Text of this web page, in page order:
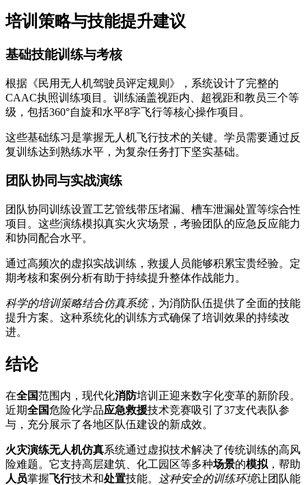
培训策略与技能提升建议
基础技能训练与考核
根据《民用无人机驾驶员评定规则》，系统设计了完整的
CAAC执照训练项目。训练涵盖视距内、超视距和教员三个等
级，包括360°自旋和水平8字飞行等核心操作项目。
这些基础练习是掌握无人机飞行技术的关键。学员需要通过反
复训练达到熟练水平，为复杂任务打下坚实基础。
团队协同与实战演练
团队协同训练设置工艺管线带压堵漏、槽车泄漏处置等综合性
项目。这些演练模拟真实火灾场景，考验团队的应急反应能力
和协同配合水平。
通过高频次的虚拟实战训练，救援人员能够积累宝贵经验。定
期考核和案例分析有助于持续提升整体作战能力。
科学的培训策略结合仿真系统，为消防队伍提供了全面的技能
提升方案。这种系统化的训练方式确保了培训效果的持续改
进。
结论
在全国范围内，现代化消防培训正迎来数字化变革的新阶段。
近期全国危险化学品应急救援技术竞赛吸引了37支代表队参
与，充分展示了各地区队伍建设的新成效。
火灾演练无人机仿真系统通过虚拟技术解决了传统训练的高风
险难题。它支持高层建筑、化工园区等多种场景的模拟 ，帮助
人员掌握飞行技术和处置技能。 这种安全的训练环境让团队能